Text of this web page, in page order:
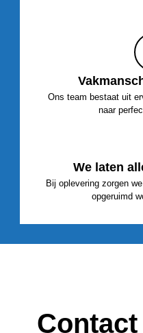
Ons team bestaat uit
naar
We laten
Bij oplevering zorgen
opgeruimd